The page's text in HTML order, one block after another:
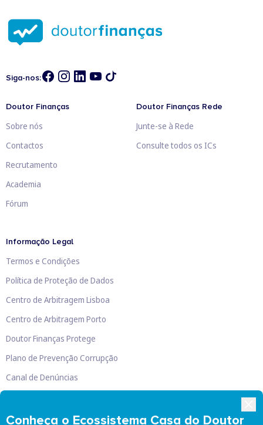
Conheça o Ecossistema Casa do Doutor
Siga-nos:
Doutor Finanças
Sobre nós
Contactos
Recrutamento
Academia
Fórum
Doutor Finanças Rede
Junte-se à Rede
Consulte todos os ICs
Informação Legal
Termos e Condições
Política de Proteção de Dados
Centro de Arbitragem Lisboa
Centro de Arbitragem Porto
Doutor Finanças Protege
Plano de Prevenção Corrupção
Canal de Denúncias